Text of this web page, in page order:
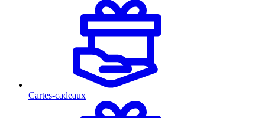
Cartes-cadeaux